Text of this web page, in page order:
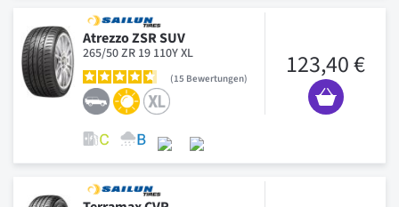
Atrezzo ZSR SUV
265/50 ZR 19 110Y XL
15 Bewertungen 123,40 €